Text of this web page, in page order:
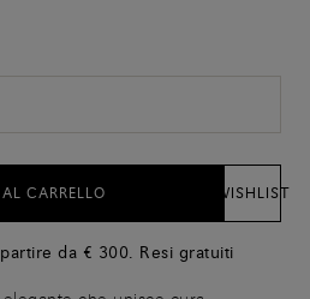
CARRELLO WISHLIST
da € 300. Resi gratuiti